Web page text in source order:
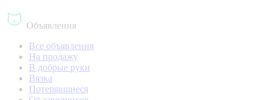
Объявления
Все объявления
На продажу
В добрые руки
Вязка
Потерявшиеся